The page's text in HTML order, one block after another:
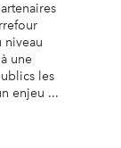
niveau
une
les
enjeu ...